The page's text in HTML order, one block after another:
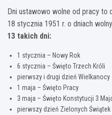
Dni ustawowo wolne od pracy to
18 stycznia 1951 r. o dniach
13 takich dni:
1 stycznia – Nowy Rok
6 stycznia – Święto Trzech Króli
pierwszy i drugi dzień Wielkanocy
1 maja – Święto Pracy
3 maja – Święto Konstytucji 3
pierwszy dzień Zielonych Świątek